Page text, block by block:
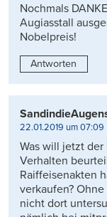
Nochmals
Augiasstall
Nobelpreis!
Antworten
22.01.2019 um 07:09
Was will jetzt
Verhalten
Raiffeisenakten
verkaufen?
nicht dort